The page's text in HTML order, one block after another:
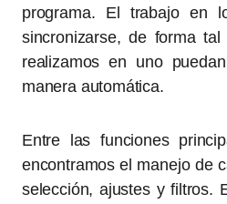
programa. El trabajo en
sincronizarse, de forma
realizamos en uno
manera automática.
Entre las funciones
encontramos el manejo de
selección, ajustes y filtros.